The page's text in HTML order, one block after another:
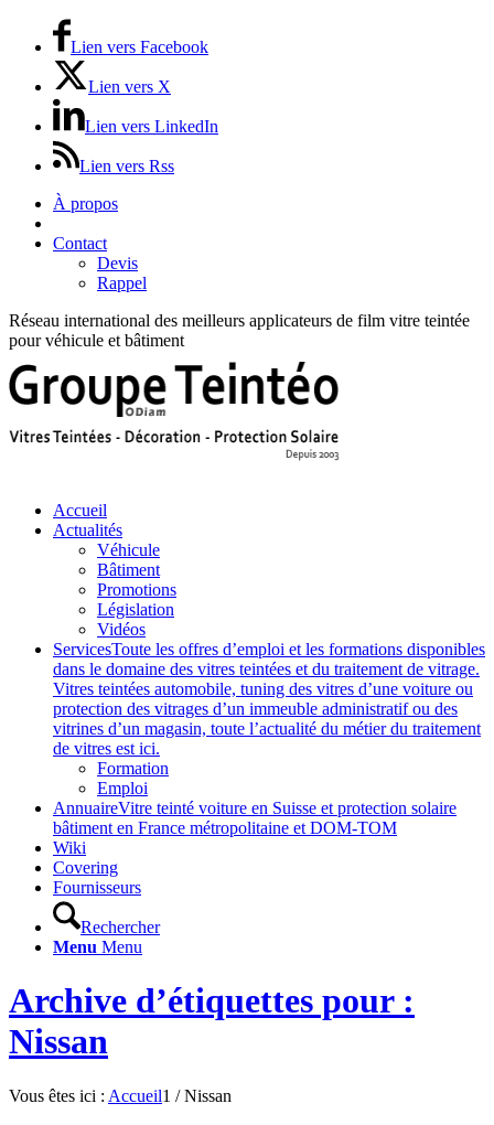
Lien vers Facebook
Lien vers X
Lien vers LinkedIn
Lien vers Rss
À propos
Contact
Devis
Rappel
Réseau international des meilleurs applicateurs de film vitre teintée
pour véhicule et bâtiment
Accueil
Actualités
Véhicule
Bâtiment
Promotions
Législation
Vidéos
ServicesToute les offres d’emploi et les formations disponibles
dans le domaine des vitres teintées et du traitement de vitrage.
Vitres teintées automobile, tuning des vitres d’une voiture ou
protection des vitrages d’un immeuble administratif ou des
vitrines d’un magasin, toute l’actualité du métier du traitement
de vitres est ici.
Formation
Emploi
AnnuaireVitre teinté voiture en Suisse et protection solaire
bâtiment en France métropolitaine et DOM-TOM
Wiki
Covering
Fournisseurs
Rechercher
Menu Menu
Archive d’étiquettes pour :
Nissan
Vous êtes ici : Accueil1 / Nissan